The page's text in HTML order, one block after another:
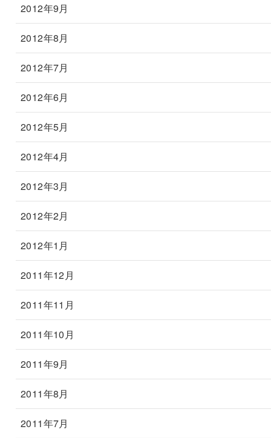
2012年9月
2012年8月
2012年7月
2012年6月
2012年5月
2012年4月
2012年3月
2012年2月
2012年1月
2011年12月
2011年11月
2011年10月
2011年9月
2011年8月
2011年7月